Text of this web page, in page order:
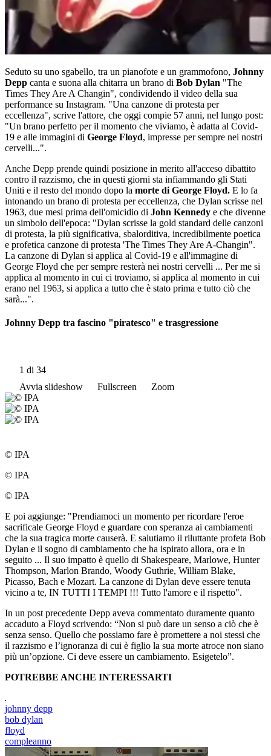
Seduto su uno sgabello, tra un pianofote e un grammofono, Johnny
Depp canta e suona alla chitarra un brano di Bob Dylan "The
Times They Are A Changin", condividendo il video della sua
performance su Instagram. "Una canzone di protesta per
eccellenza", scrive l'attore, che oggi compie 57 anni, nel lungo post:
"Un brano perfetto per il momento che viviamo, è adatta al Covid-
19 e alle immagini di George Floyd, impresse per sempre nei nostri
cervelli...".
Anche Depp prende quindi posizione in merito all'acceso dibattito
contro il razzismo, che in questi giorni sta infiammando gli Stati
Uniti e il resto del mondo dopo la morte di George Floyd. E lo fa
intonando un brano di protesta per eccellenza, che Dylan scrisse nel
1963, due mesi prima dell'omicidio di John Kennedy e che divenne
un simbolo dell'epoca: "Dylan scrisse la gold standard delle canzoni
di protesta, la più significativa, sbalorditiva, incredibilmente poetica
e profetica canzone di protesta 'The Times They Are A-Changin".
La canzone di Dylan si applica al Covid-19 e all'immagine di
George Floyd che per sempre resterà nei nostri cervelli ... Per me si
applica al momento in cui ci troviamo, si applica al momento in cui
erano nel 1963, si applica a tutto che è stato prima e tutto ciò che
sarà...".
Johnny Depp tra fascino "piratesco" e trasgressione
1 di 34
Avvia slideshow
Fullscreen Zoom
© IPA
© IPA
© IPA
E poi aggiunge: "Prendiamoci un momento per ricordare l'eroe
sacrificale George Floyd e guardare con speranza ai cambiamenti
che la sua tragica morte causerà. E salutiamo il riluttante profeta Bob
Dylan e il sogno di cambiamento che ha ispirato allora, ora e in
seguito ... Il suo impatto è quello di Shakespeare, Marlowe, Hunter
Thompson, Marlon Brando, Woody Guthrie, William Blake,
Picasso, Bach e Mozart. La canzone di Dylan deve essere tenuta
vicino a te, IN TUTTI I TEMPI !!! Tutto l'amore e il rispetto".
In un post precedente Depp aveva commentato duramente quanto
accaduto a Floyd scrivendo: “Non si può dare un senso a ciò che è
senza senso. Quello che possiamo fare è promettere a noi stessi che
il razzismo e l’ignoranza di cui è figlio la sua morte atroce non siano
più un’opzione. Ci deve essere un cambiamento. Esigetelo”.
POTREBBE ANCHE INTERESSARTI
johnny depp
bob dylan
floyd
compleanno